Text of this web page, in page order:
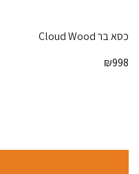
כסא בר Cloud Wood
₪998